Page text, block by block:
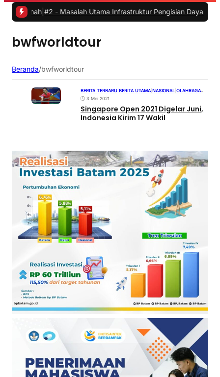
|#2 -Masalah Utama Infrastruktur Pengisian Daya untuk
bwfworldtour
Beranda/bwfworldtour
BERITA TERBARU BERITA UTAMA| NASIONAL OLAHRAGA•
3 Mei 2021
Singapore Open 2021 Digelar Juni,
Indonesia Kirim 17 Wakil